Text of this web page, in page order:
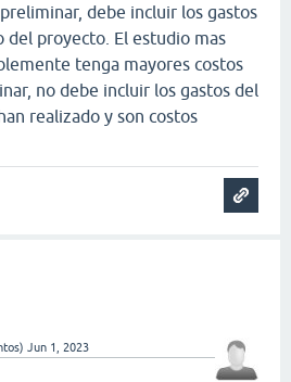
debe incluir los gastos
proyecto. El estudio mas
tenga mayores costos
no debe incluir los gastos del
realizado y son costos
Jun 1, 2023